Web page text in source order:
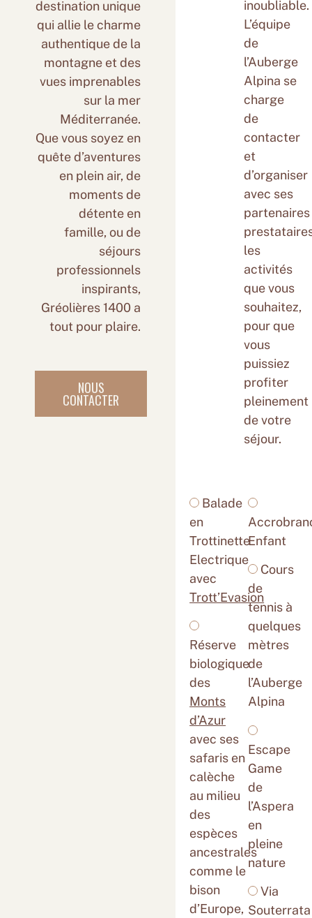
destination unique
qui allie le charme
authentique de la
montagne et des
vues imprenables
sur la mer
Méditerranée.
Que vous soyez en
quête d’aventures
en plein air, de
moments de
détente en
famille, ou de
séjours
professionnels
inspirants,
Gréolières 1400 a
tout pour plaire.
NOUS
CONTACTER
inoubliable.
L’équipe
de
l’Auberge
Alpina se
charge
de
contacter
et
d’organiser
avec ses
partenaires
les
activités
que vous
souhaitez,
pour que
vous
puissiez
profiter
pleinement
de votre
séjour.
Balade
en
Trottinette
Electrique
avec
Trott’Evasion
Réserve
biologique
des
Monts
d’Azur
avec ses
safaris en
calèche
au milieu
des
espèces
ancestrales
comme le
bison
d’Europe,
Enfant
Cours
de
tennis à
quelques
mètres
de
l’Auberge
Alpina
Escape
Game
de
l’Aspera
en
pleine
nature
Via
Souterrata